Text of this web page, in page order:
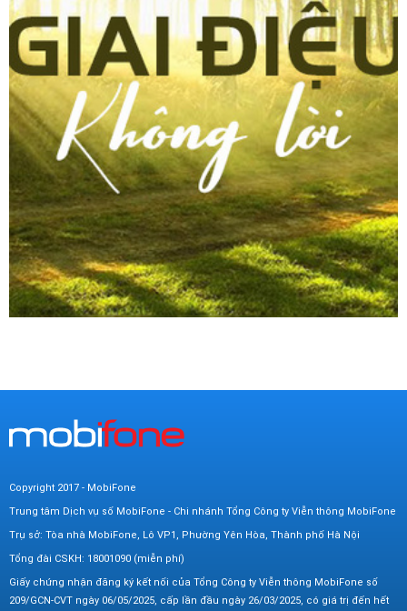
Copyright 2017 - MobiFone
Trung tâm Dịch vụ số MobiFone - Chi nhánh Tổng Công ty Viễn thông MobiFone
Trụ sở: Tòa nhà MobiFone, Lô VP1, Phường Yên Hòa, Thành phố Hà Nội
Tổng đài CSKH: 18001090 (miễn phí)
Giấy chứng nhận đăng ký kết nối của Tổng Công ty Viễn thông MobiFone số
209/GCN-CVT ngày 06/05/2025, cấp lần đầu ngày 26/03/2025, có giá trị đến hết